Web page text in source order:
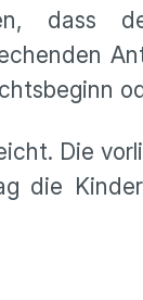
dass
Die
die